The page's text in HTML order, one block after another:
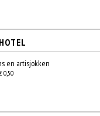
en artisjokken
0,50